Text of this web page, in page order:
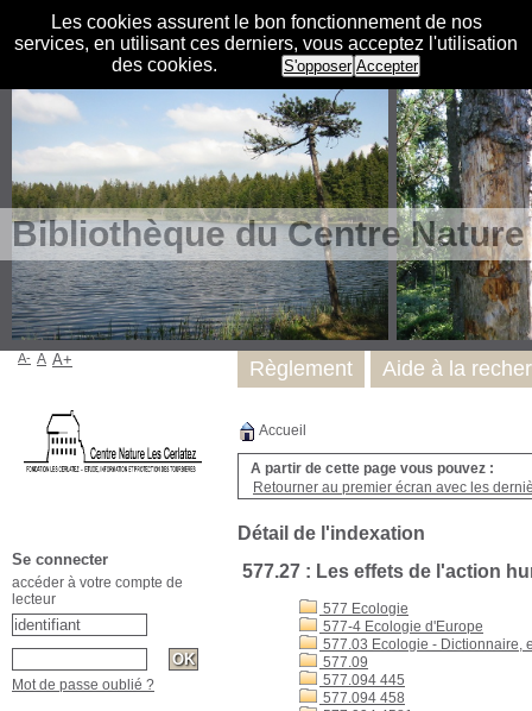
Les cookies assurent le bon fonctionnement de nos
services, en utilisant ces derniers, vous acceptez l'utilisation
des cookies.
S'opposer Accepter
Bibliothèque du Centre
Accueil
A partir de cette page vous pouvez :
Retourner au premier écran avec les
Détail de l'indexation
577.27 : Les effets de l'action
577 Ecologie
577-4 Ecologie d'Europe
577.03 Ecologie - Dictionnaire,
577.09
577.094 445
577.094 458
Règlement Aide à la
A- A A+
Se connecter
accéder à votre compte de
lecteur
Mot de passe oublié ?